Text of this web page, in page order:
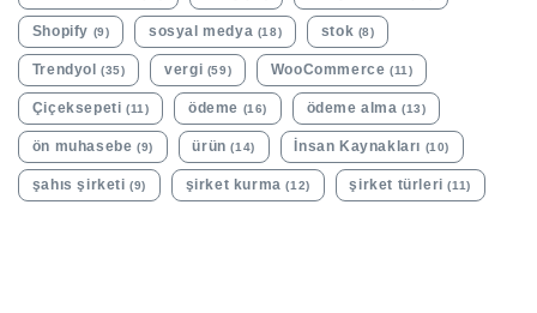
Shopify (9) sosyal medya (18) stok (8)
Trendyol (35) vergi (59) WooCommerce (11)
Çiçeksepeti (11) ödeme (16) ödeme alma (13)
ön muhasebe (9) ürün (14) İnsan Kaynakları (10)
şahıs şirketi (9) şirket kurma (12) şirket türleri (11)